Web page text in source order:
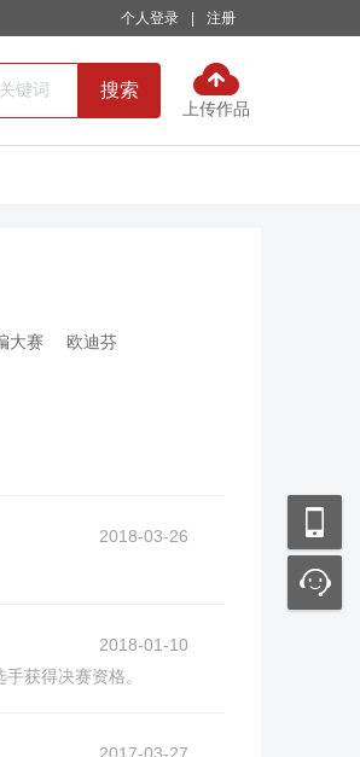
个人登录 注册
搜索
上传作品
大赛 欧迪芬
2018-03-26
2018-01-10
获得决赛资格。